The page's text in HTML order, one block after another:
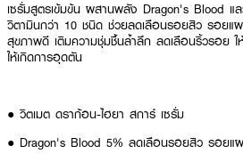
เซรั่มสูตรเข้มข้น ผสานพลัง Dragon's Blood แ
วิตามินกว่า 10 ชนิด ช่วยลดเลือนรอยสิว รอยแ
สุขภาพดี เติมความชุ่มชื้นล้ำลึก ลดเลือนริ้วรอย ใ
ให้เกิดการอุดตัน
● วิตเมต ดราก้อน-ไฮยา สการ์ เซรั่ม
● Dragon's Blood 5% ลดเลือนรอยสิว รอยแ